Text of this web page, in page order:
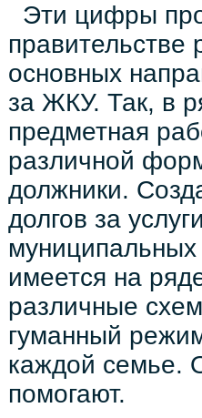
Эти цифры
правительстве
основных
за ЖКУ. Так, в
предметная
различной
должники.
долгов за
имеется на
различные
гуманный
каждой семье.
помогают.